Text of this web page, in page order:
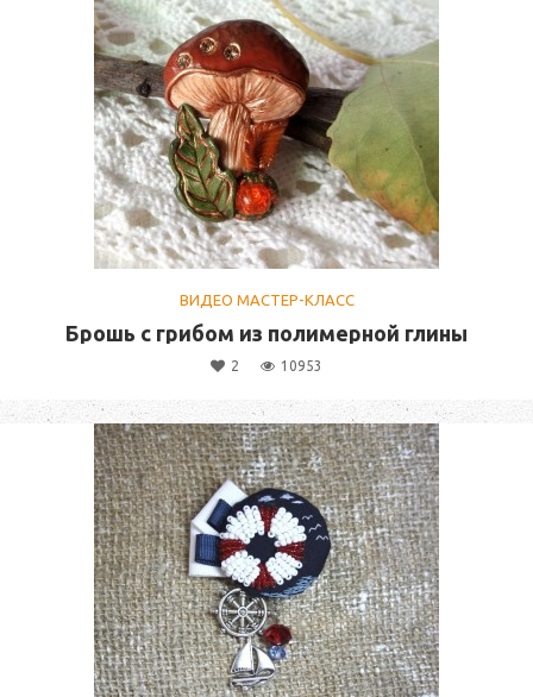
ВИДЕО МАСТЕР-КЛАСС
Брошь с грибом из полимерной глины
2 10953